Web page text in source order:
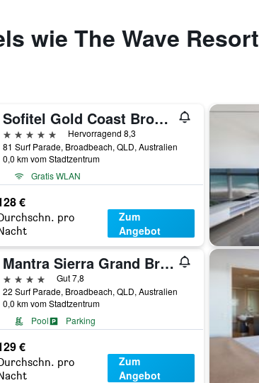
wie The Wave Resort
Sofitel Gold Coast Broadbeach
5 Sterne
Hervorragend 8,3
81 Surf Parade, Broadbeach, QLD, Australien
0,0 km vom Stadtzentrum
Gratis WLAN
€
pro
Zum
Angebot
Mantra Sierra Grand Broadbeach
4 Sterne
Gut 7,8
22 Surf Parade, Broadbeach, QLD, Australien
0,0 km vom Stadtzentrum
Pool
Parking
€
pro
Zum
Angebot